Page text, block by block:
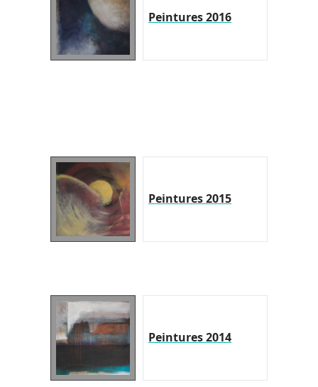
Peintures 2016
Peintures 2015
Peintures 2014